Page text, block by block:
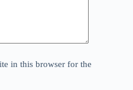
in this browser for the